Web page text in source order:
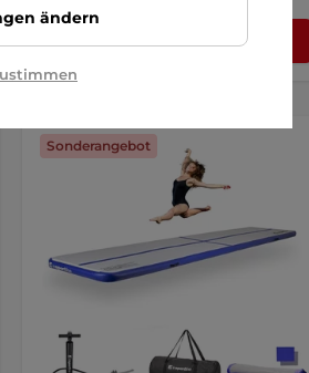
Kaufen
Sonderangebot
ändern